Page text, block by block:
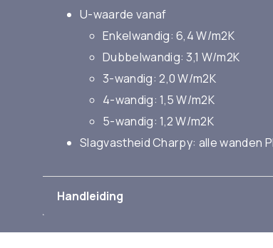
U-waarde vanaf
Enkelwandig: 6,4 W/m2K
Dubbelwandig: 3,1 W/m2K
3-wandig: 2,0 W/m2K
4-wandig: 1,5 W/m2K
5-wandig: 1,2 W/m2K
Slagvastheid Charpy: alle wanden
Handleiding